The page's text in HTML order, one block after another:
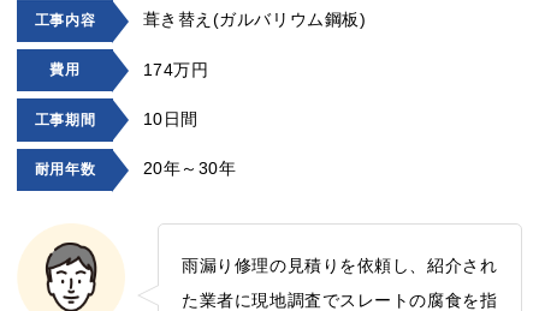
工事内容 葺き替え(ガルバリウム鋼板)
費用 174万円
工事期間 10日間
耐用年数 20年～30年
雨漏り修理の見積りを依頼し、紹介され
た業者に現地調査でスレートの腐食を指